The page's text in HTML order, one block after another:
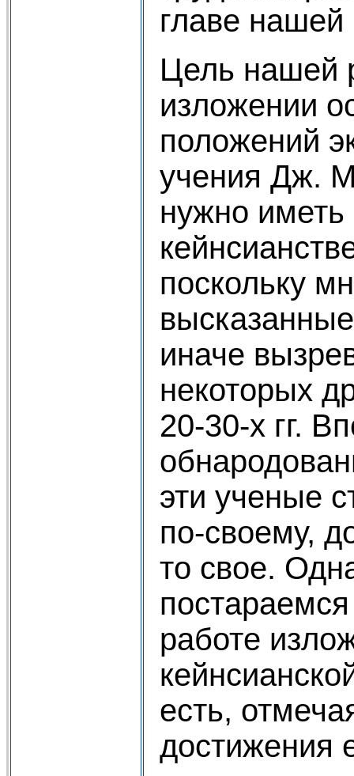
главе нашей
Цель нашей
изложении
положений
учения Дж.
нужно иметь
поскольку
иначе
некоторых
20-30-х гг.
эти ученые
по-своему,
то свое.
работе
есть,
достижения